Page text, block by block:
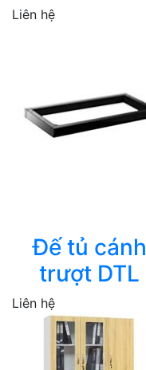
Liên hệ
Đế tủ cánh
trượt DTL
Liên hệ